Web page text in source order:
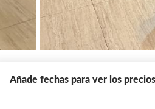
Añade fechas para ver los precios